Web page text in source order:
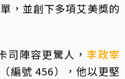
，並創下多項艾美獎的
司陣容更驚人， 李政宰
編號 456），他以更堅